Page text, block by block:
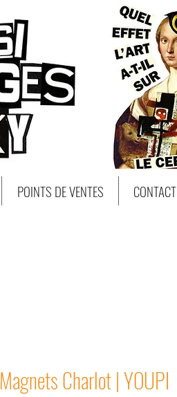
POINTS DE VENTES CONTACT
Magnets Charlot | YOUPI